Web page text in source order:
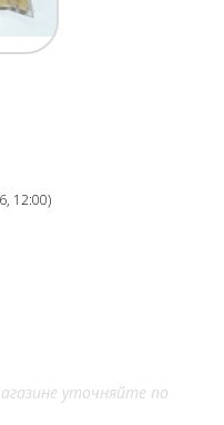
12:00)
уточняйте по